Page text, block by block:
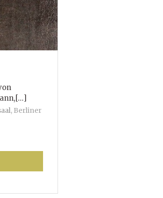
, Berliner